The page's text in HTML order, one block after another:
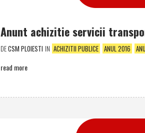
Anunt achizitie servicii
DECSM PLOIESTI IN ACHIZITII PUBLICE ANUL 2016
read more